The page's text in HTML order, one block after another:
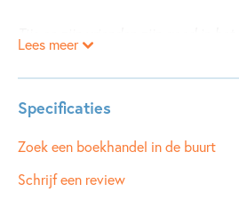
dammetjes. Zo goed, dat ze het
laten stromen waarheen zij willen.
bijvoorbeeld.
De volgende dag vinden ze een
hun zelf aangelegde zwembad. Is hij
Tije en zijn vrienden willen het lijk
Lees meer
Specificaties
Leeftijdsindicatie: 10 - 12 jaar
ISBN:
9789025854232
Zoek een boekhandel in de buurt
Schrijf een review